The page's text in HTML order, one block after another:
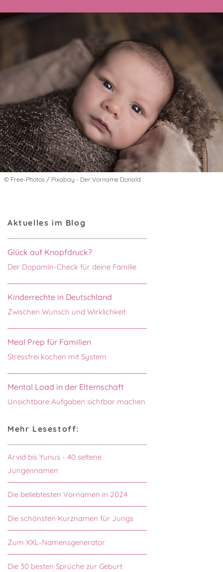
© Free-Photos / Pixabay - Der Vorname Donald
Aktuelles im Blog
Glück auf Knopfdruck?
Der Dopamin-Check für deine Familie
Kinderrechte in Deutschland
Zwischen Wunsch und Wirklichkeit
Meal Prep für Familien
Stressfrei kochen mit System
Mental Load in der Elternschaft
Unsichtbare Aufgaben sichtbar machen
Mehr Lesestoff:
Arvid bis Yunus - 40 seltene
Jungennamen
Die beliebtesten Vornamen in 2024
Die schönsten Kurznamen für Jungs
Zum XXL-Namensgenerator
Die 30 besten Sprüche zur Geburt